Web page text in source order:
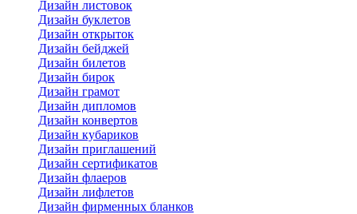
Дизайн листовок
Дизайн буклетов
Дизайн открыток
Дизайн бейджей
Дизайн билетов
Дизайн бирок
Дизайн грамот
Дизайн дипломов
Дизайн конвертов
Дизайн кубариков
Дизайн приглашений
Дизайн сертификатов
Дизайн флаеров
Дизайн лифлетов
Дизайн фирменных бланков